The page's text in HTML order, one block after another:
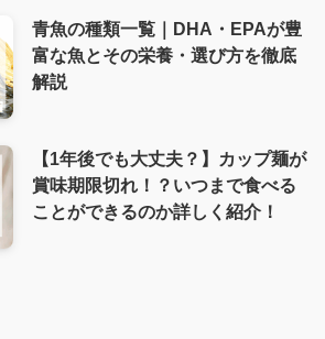
青魚の種類一覧｜DHA・EPAが豊
富な魚とその栄養・選び方を徹底
解説
【1年後でも大丈夫？】カップ麺が
賞味期限切れ！？いつまで食べる
ことができるのか詳しく紹介！